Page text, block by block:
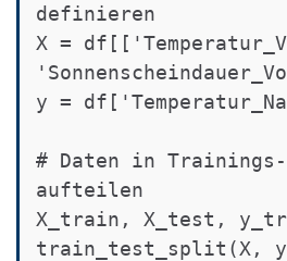
definieren
X =
y =
# Daten in
aufteilen
X_train, X_test,
train_test_split(X,